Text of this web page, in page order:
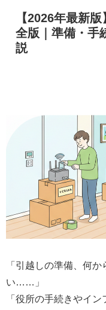
【2026年最新
全版｜準備・手
説
「引越しの準備、何
い……」
「役所の手続きやイ